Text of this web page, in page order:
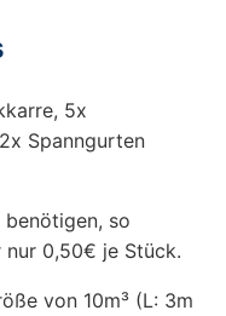
5x
Spanngurten
benötigen, so
0,50€ je Stück.
von 10m³ (L: 3m